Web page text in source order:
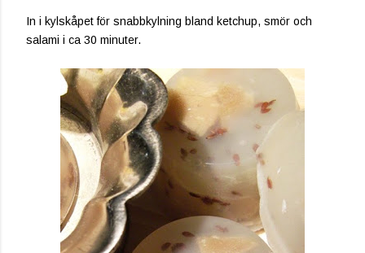
In i kylskåpet för snabbkylning bland ketchup, smör och
salami i ca 30 minuter.